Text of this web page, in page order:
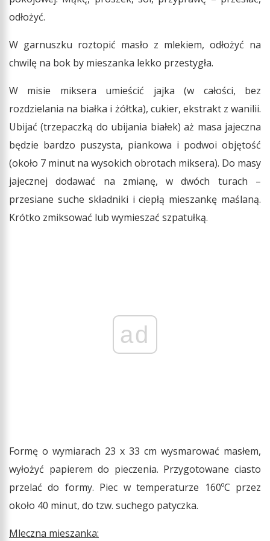
odłożyć.
W garnuszku roztopić masło z mlekiem, odłożyć na
chwilę na bok by mieszanka lekko przestygła.
W misie miksera umieścić jajka (w całości, bez
rozdzielania na białka i żółtka), cukier, ekstrakt z wanilii.
Ubijać (trzepaczką do ubijania białek) aż masa jajeczna
będzie bardzo puszysta, piankowa i podwoi objętość
(około 7 minut na wysokich obrotach miksera). Do masy
jajecznej dodawać na zmianę, w dwóch turach –
przesiane suche składniki i ciepłą mieszankę maślaną.
Krótko zmiksować lub wymieszać szpatułką.
ad
Formę o wymiarach 23 x 33 cm wysmarować masłem,
wyłożyć papierem do pieczenia. Przygotowane ciasto
przelać do formy. Piec w temperaturze 160ºC przez
około 40 minut, do tzw. suchego patyczka.
Mleczna mieszanka: